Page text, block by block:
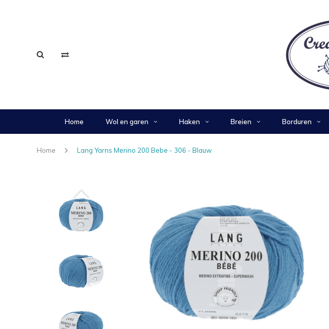
Home Wol en garen Haken Breien Borduren
Home Lang Yarns Merino 200 Bebe - 306 - Blauw